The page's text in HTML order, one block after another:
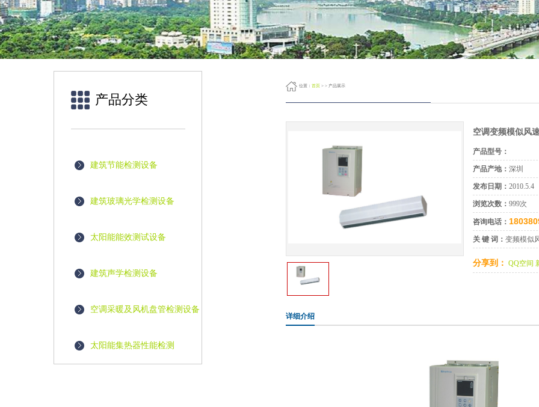
产品分类
建筑节能检测设备
建筑玻璃光学检测设备
太阳能能效测试设备
建筑声学检测设备
空调采暖及风机盘管检测设备
太阳能集热器性能检测
位置： 首页 > > 产品展示
空调变频模似风
产品型号：
产品产地： 深圳
发布日期： 2010.5.4
浏览次数： 999次
咨询电话：
关 键 词： 变频模似
分享到： QQ空间
详细介绍